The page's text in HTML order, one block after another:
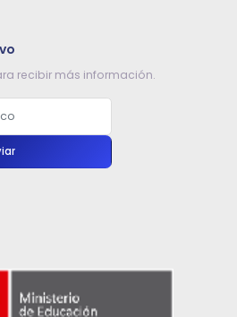
recibir más información.